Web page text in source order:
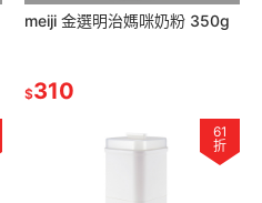
meiji 金選明治媽咪奶粉 350g
$310
61
折